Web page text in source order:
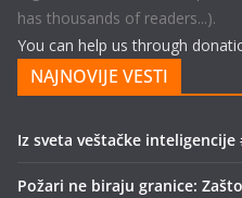
has thousands of readers...).
You can help us through
NAJNOVIJE VESTI
Iz sveta veštačke inteligencije
Požari ne biraju granice: